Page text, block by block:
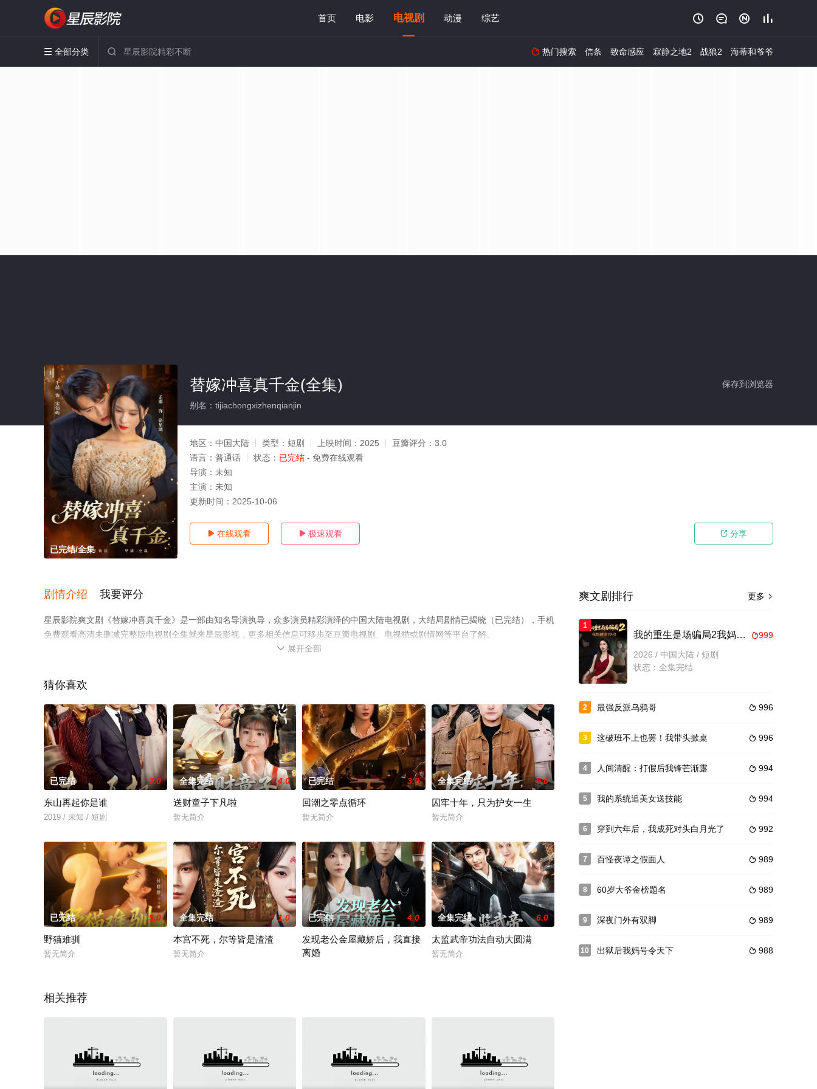
首页 电影 电视剧 动漫 综艺    
 全部分类   热门搜索 信条 致命感应 寂静之地2 战狼2 海蒂和爷爷
已完结/全集
保存到浏览器
替嫁冲喜真千金(全集)
别名：tijiachongxizhenqianjin
地区： 中国大陆 类型： 短剧 上映时间： 2025 豆瓣评分： 3.0
语言： 普通话 状态： 已完结 - 免费在线观看
导演： 未知
主演： 未知
更新时间： 2025-10-06
 在线观看  极速观看  分享
剧情介绍 我要评分
星辰影院爽文剧《替嫁冲喜真千金》是一部由知名导演执导，众多演员精彩演绎的中国大陆电视剧，大结局剧情已揭晓（已完结），手机
免费观看高清未删减完整版电视剧全集就来星辰影视，更多相关信息可移步至豆瓣电视剧、电视猫或剧情网等平台了解。
 展开全部
猜你喜欢
已完结 2.0
东山再起你是谁
2019 / 未知 / 短剧
全集完结 4.0
送财童子下凡啦
暂无简介
已完结 3.0
回潮之零点循环
暂无简介
全集完结 9.0
囚牢十年，只为护女一生
暂无简介
已完结 5.0
野猫难驯
暂无简介
全集完结 1.0
本宫不死，尔等皆是渣渣
暂无简介
已完结 4.0
发现老公金屋藏娇后，我直接
离婚
全集完结 6.0
太监武帝功法自动大圆满
暂无简介
相关推荐
更多 
爽文剧排行
1
999
我的重生是场骗局2我妈被困1993
2026 / 中国大陆 / 短剧
状态：全集完结
2  996
最强反派乌鸦哥
3  996
这破班不上也罢！我带头掀桌
4  994
人间清醒：打假后我锋芒渐露
5  994
我的系统追美女送技能
6  992
穿到六年后，我成死对头白月光了
7  989
百怪夜谭之假面人
8  989
60岁大爷金榜题名
9  989
深夜门外有双脚
10  988
出狱后我妈号令天下